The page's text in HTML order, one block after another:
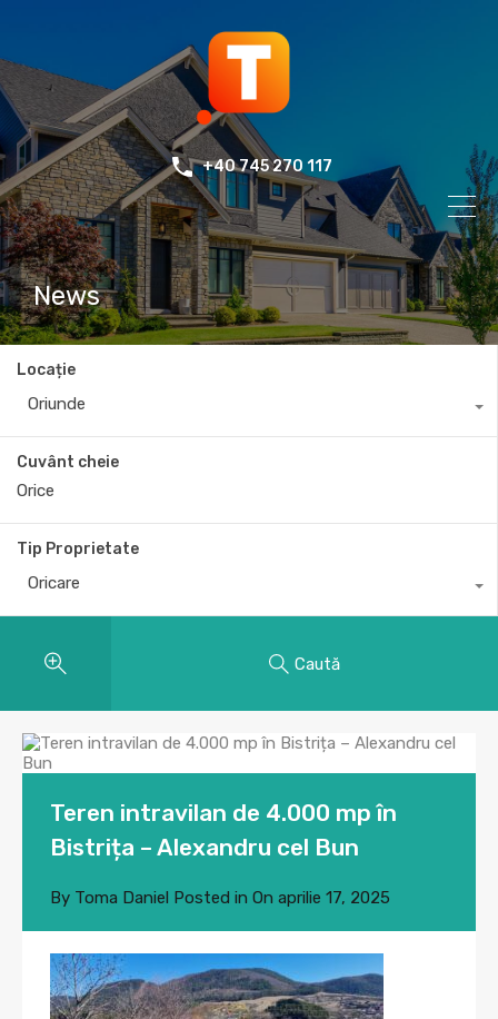
+40 745 270 117
News
Locație
Oriunde
Cuvânt cheie
Tip Proprietate
Oricare
Caută
Teren intravilan de 4.000 mp în
Bistrița – Alexandru cel Bun
By Toma Daniel Posted in On aprilie 17, 2025